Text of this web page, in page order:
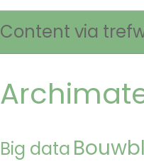
Content via
Big data